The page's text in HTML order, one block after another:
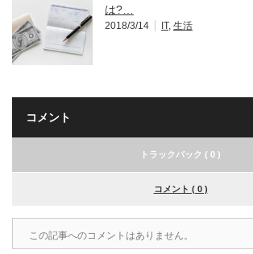
は?…
2018/3/14 IT, 生活
コメント
トラックバック ( 0 )
コメント ( 0 )
この記事へのコメントはありません。